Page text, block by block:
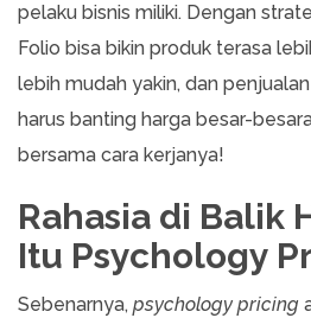
pelaku bisnis miliki. Dengan
Folio bisa bikin produk terasa
lebih mudah yakin, dan
harus banting harga besar-
bersama cara kerjanya!
Rahasia di Balik
Itu Psychology
Sebenarnya, psychology pricing